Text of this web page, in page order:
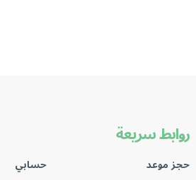
روابط سريعة
حجز موعد حسابي